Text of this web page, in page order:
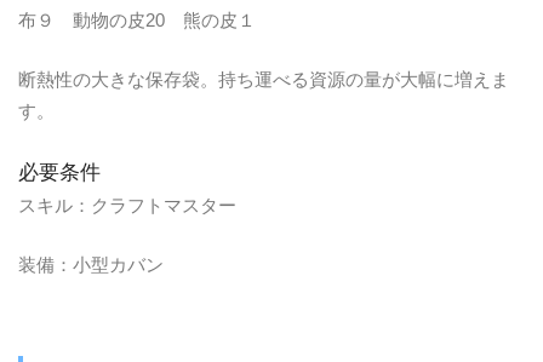
布９ 動物の皮20 熊の皮１
断熱性の大きな保存袋。持ち運べる資源の量が大幅に増えま
す。
必要条件
スキル：クラフトマスター
装備：小型カバン